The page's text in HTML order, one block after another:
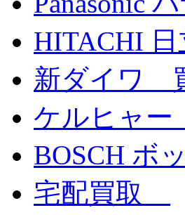
HITACHI 日
新ダイワ
ケルヒャ
BOSCH ボ
宅配買取